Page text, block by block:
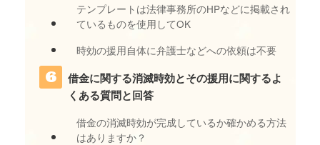
テンプレートは法律事務所のHPなどに掲載され
ているものを使用してOK
時効の援用自体に弁護士などへの依頼は不要
借金に関する消滅時効とその援用に関するよ
くある質問と回答
借金の消滅時効が完成しているか確かめる方法
はありますか？